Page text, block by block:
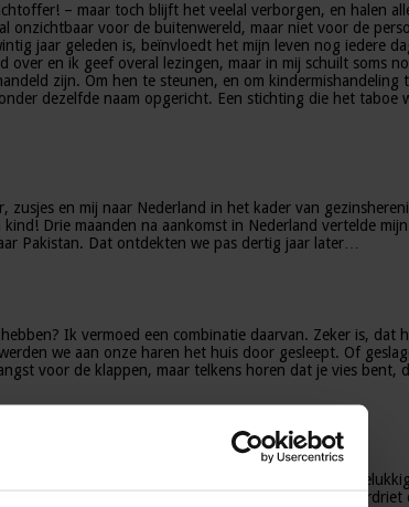
– maar toch blijft het veelal verborgen, en halen
onzichtbaar voor de buitenwereld, maar niet voor de
jaar geleden is, beïnvloedt het mijn leven nog iedere
en ik geef overal lezingen, maar in mij schuilt soms
zijn. Om hen te steunen, en om
dezelfde naam opgericht. Een stichting die het taboe
en mij naar Nederland in het kader van
Drie maanden na aankomst in Nederland vertelde
Pakistan. Dat ontdekten we pas dertig jaar later…
Ik vermoed een combinatie daarvan. Zeker is, dat
we aan onze haren het huis door gesleept. Of
voor de klappen, maar telkens horen dat je vies bent,
van contact met mijn familie. Later trof ik
ik heb gewonnen. Dat gaf me het gevoel dat mijn verdriet